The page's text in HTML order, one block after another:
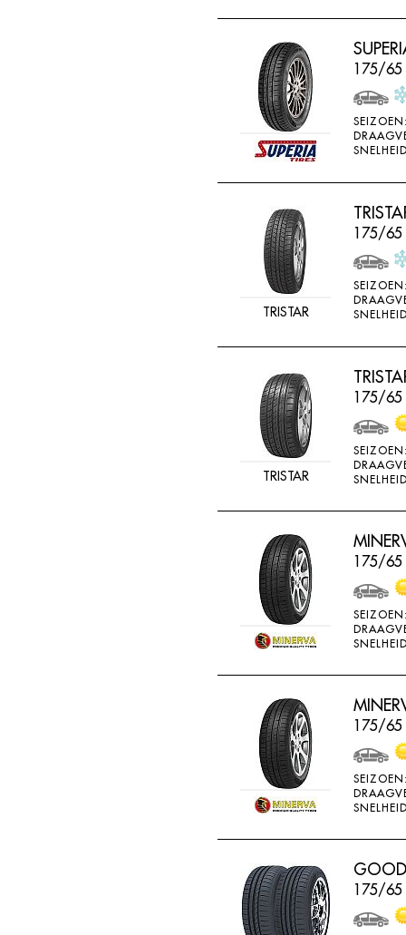
175/65
TRISTAR
175/65
TRISTAR
175/65
175/65
175/65
175/65